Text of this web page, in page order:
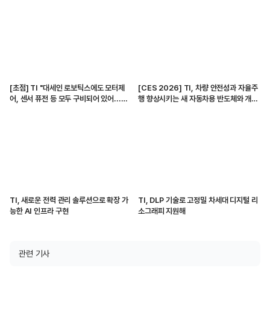
[초점] TI "대세인 로보틱스에도 모터제
어, 센서 퓨전 등 모두 구비되어 있어...특
[CES 2026] TI, 차량 안전성과 자율주
행 향상시키는 새 자동차용 반도체와 개발
TI, 새로운 전력 관리 솔루션으로 확장 가
능한 AI 인프라 구현
TI, DLP 기술로 고정밀 차세대 디지털 리
소그래피 지원해
관련 기사